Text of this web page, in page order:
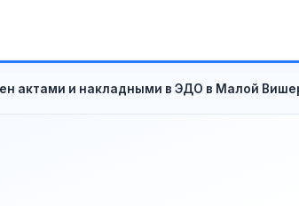
актами и накладными в ЭДО в Малой